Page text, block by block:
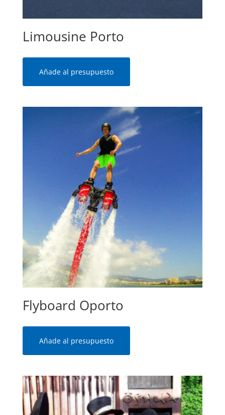
Limousine Porto
Añade al presupuesto
Flyboard Oporto
Añade al presupuesto